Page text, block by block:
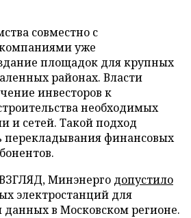
совместно с
уже
площадок для крупных
районах. Власти
инвесторов к
необходимых
и сетей. Такой подход
перекладывания финансовых
Минэнерго допустило
электростанций для
данных в Московском регионе.